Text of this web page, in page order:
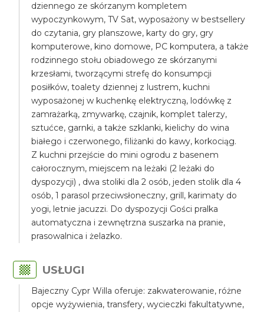
dziennego ze skórzanym kompletem
wypoczynkowym, TV Sat, wyposażony w bestsellery
do czytania, gry planszowe, karty do gry, gry
komputerowe, kino domowe, PC komputera, a także
rodzinnego stołu obiadowego ze skórzanymi
krzesłami, tworzącymi strefę do konsumpcji
posiłków, toalety dziennej z lustrem, kuchni
wyposażonej w kuchenkę elektryczną, lodówkę z
zamrażarką, zmywarkę, czajnik, komplet talerzy,
sztućce, garnki, a także szklanki, kielichy do wina
białego i czerwonego, filiżanki do kawy, korkociąg.
Z kuchni przejście do mini ogrodu z basenem
całorocznym, miejscem na leżaki (2 leżaki do
dyspozycji) , dwa stoliki dla 2 osób, jeden stolik dla 4
osób, 1 parasol przeciwsłoneczny, grill, karimaty do
yogi, letnie jacuzzi. Do dyspozycji Gości pralka
automatyczna i zewnętrzna suszarka na pranie,
prasowalnica i żelazko.
USŁUGI
Bajeczny Cypr Willa oferuje: zakwaterowanie, różne
opcje wyżywienia, transfery, wycieczki fakultatywne,